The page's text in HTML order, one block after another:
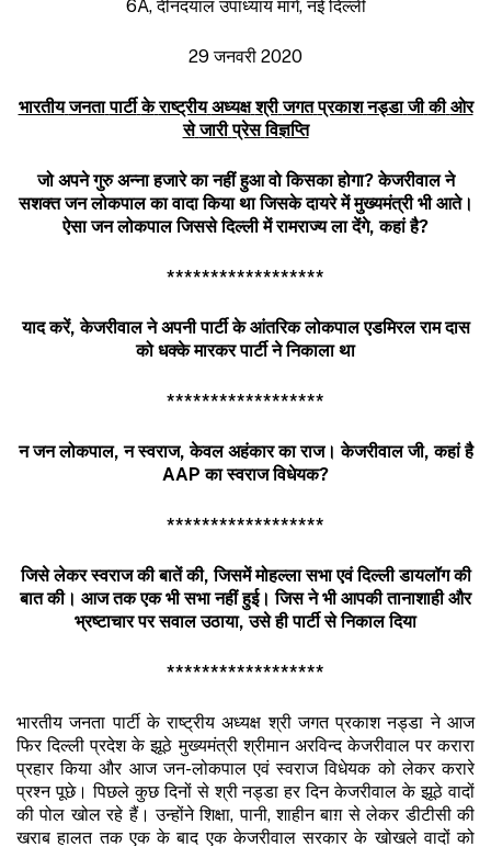
6A, दीनदयाल उपाध्याय मार्ग, नई दिल्ली
29 जनवरी 2020
भारतीय जनता पार्टी के राष्ट्रीय अध्यक्ष श्री जगत प्रकाश नड्डा जी की ओर
से जारी प्रेस विज्ञप्ति
जो अपने गुरु अन्ना हजारे का नहीं हुआ वो किसका होगा? केजरीवाल ने
सशक्त जन लोकपाल का वादा किया था जिसके दायरे में मुख्यमंत्री भी आते।
ऐसा जन लोकपाल जिससे दिल्ली में रामराज्य ला देंगे,कहां है?
******************
याद करें,केजरीवाल ने अपनी पार्टी के आंतरिक लोकपाल एडमिरल राम दास
को धक्के मारकर पार्टी ने निकाला था
******************
न जन लोकपाल,न स्वराज,केवल अहंकार का राज। केजरीवाल जी,कहां है
AAPका स्वराज विधेयक?
******************
जिसे लेकर स्वराज की बातें की,जिसमें मोहल्ला सभा एवं दिल्ली डायलॉग की
बात की। आज तक एक भी सभा नहीं हुई। जिस ने भी आपकी तानाशाही और
भ्रष्टाचार पर सवाल उठाया,उसे ही पार्टी से निकाल दिया
******************
भारतीय जनता पार्टी के राष्ट्रीय अध्यक्ष श्री जगत प्रकाश नड्डा ने आज
फिर दिल्ली प्रदेश के झूठे मुख्यमंत्री श्रीमान अरविन्द केजरीवाल पर करारा
प्रहार किया और आज जन-लोकपाल एवं स्वराज विधेयक को लेकर करारे
प्रश्न पूछे। पिछले कुछ दिनों से श्री नड्डा हर दिन केजरीवाल के झूठे वादों
की पोल खोल रहे हैं। उन्होंने शिक्षा, पानी, शाहीन बाग़ से लेकर डीटीसी की
खराब हालत तक एक के बाद एक केजरीवाल सरकार के खोखले वादों को